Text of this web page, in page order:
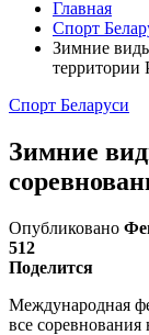
Главная
Спорт
Зимние
территории
Спорт Беларуси
Зимние
Опубликовано
512
Поделится
Международная
все соревнования